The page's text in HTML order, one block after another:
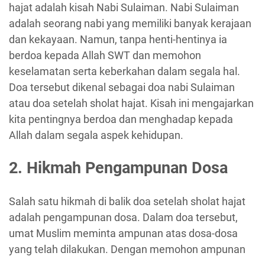
hajat adalah kisah Nabi Sulaiman. Nabi Sulaiman
adalah seorang nabi yang memiliki banyak kerajaan
dan kekayaan. Namun, tanpa henti-hentinya ia
berdoa kepada Allah SWT dan memohon
keselamatan serta keberkahan dalam segala hal.
Doa tersebut dikenal sebagai doa nabi Sulaiman
atau doa setelah sholat hajat. Kisah ini mengajarkan
kita pentingnya berdoa dan menghadap kepada
Allah dalam segala aspek kehidupan.
2. Hikmah Pengampunan Dosa
Salah satu hikmah di balik doa setelah sholat hajat
adalah pengampunan dosa. Dalam doa tersebut,
umat Muslim meminta ampunan atas dosa-dosa
yang telah dilakukan. Dengan memohon ampunan